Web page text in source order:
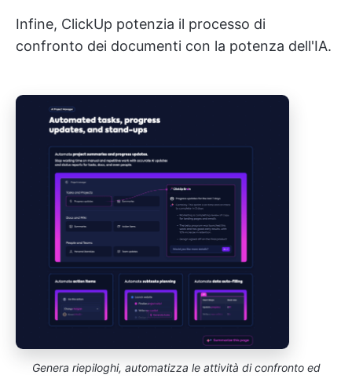
Infine, ClickUp potenzia il processo di
confronto dei documenti con la potenza dell'IA.
Genera riepiloghi, automatizza le attività di confronto ed